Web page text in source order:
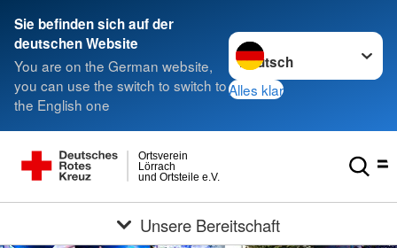
Sie befinden sich auf der
deutschen Website
You are on the German website,
you can use the switch to switch to
the English one
Sprache wechseln zu
Alles klar
und Ortsteile e.V.
Lörrach
Ortsverein
Unsere Bereitschaft